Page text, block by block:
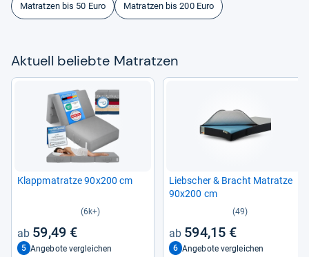
Matratzen bis 50 Euro Matratzen bis 200 Euro
Aktu­ell beliebte Matrat­zen
Klapp­ma­tratze 90x200 cm
(6k+)
59,49 €
5 Angebote vergleichen
Lieb­scher & Bracht Matratze
90x200 cm
(49)
594,15 €
6 Angebote vergleichen